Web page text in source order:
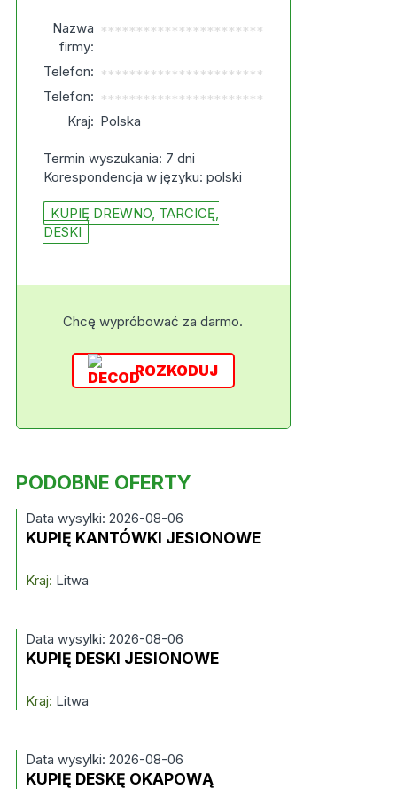
Nazwa
firmy:
***********************
Telefon: ***********************
Telefon: ***********************
Kraj: Polska
Termin wyszukania: 7 dni
Korespondencja w języku: polski
KUPIĘ DREWNO, TARCICĘ,
DESKI
Chcę wypróbować za darmo.
ROZKODUJ
PODOBNE OFERTY
Data wysylki: 2026-08-06
KUPIĘ KANTÓWKI JESIONOWE
Kraj: Litwa
Data wysylki: 2026-08-06
KUPIĘ DESKI JESIONOWE
Kraj: Litwa
Data wysylki: 2026-08-06
KUPIĘ DESKĘ OKAPOWĄ